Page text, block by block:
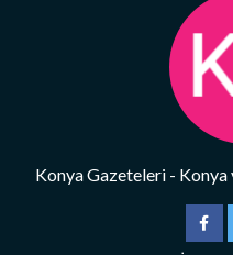
Konya Gazeteleri -